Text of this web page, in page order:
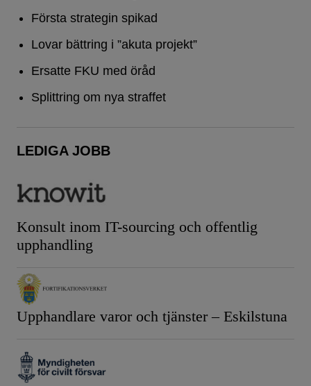
Första strategin spikad
Lovar bättring i ”akuta projekt”
Ersatte FKU med öråd
Splittring om nya straffet
LEDIGA JOBB
Konsult inom IT-sourcing och offentlig
upphandling
Upphandlare varor och tjänster – Eskilstuna